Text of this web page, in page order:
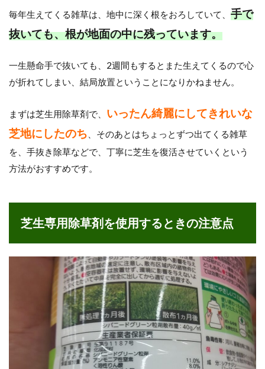
毎年生えてくる雑草は、地中に深く根をおろしていて、 手で
抜いても、根が地面の中に残っています。
一生懸命手で抜いても、2週間もするとまた生えてくるので心
が折れてしまい、結局放置ということになりかねません。
まずは芝生用除草剤で、 いったん綺麗にしてきれいな
芝地にしたのち 、そのあとはちょっとずつ出てくる雑草
を、手抜き除草などで、丁寧に芝生を復活させていくという
方法がおすすめです。
芝生専用除草剤を使用するときの注意点